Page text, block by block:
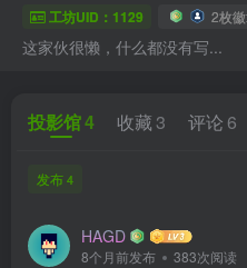
工坊UID：1129 2枚
这家伙很懒，什么都没有写...
投影馆4 收藏 3 评论 6
发布 4
HAGD
8个月前发布 383次阅读